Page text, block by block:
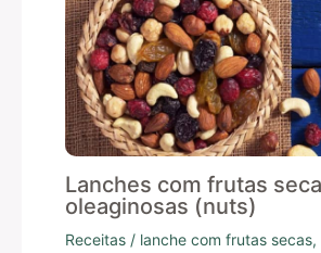
Lanches com frutas
oleaginosas (nuts)
Receitas / lanche com frutas secas,